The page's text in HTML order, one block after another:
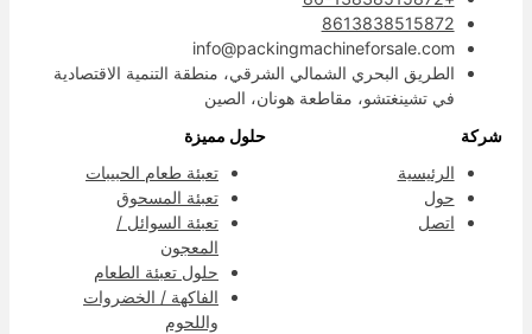
8613838515872
info@packingmachineforsale.com
الطريق البحري الشمالي الشرقي، منطقة التنمية الاقتصادية
في تشينغتشو، مقاطعة هونان، الصين
شركة
الرئيسية
حول
اتصل
حلول مميزة
تعبئة طعام الحبيبات
تعبئة المسحوق
تعبئة السوائل /
المعجون
حلول تعبئة الطعام
الفاكهة / الخضروات
واللحوم